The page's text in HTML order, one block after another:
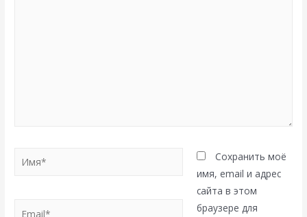
Имя*
Сохранить моё
имя, email и адрес
сайта в этом
браузере для